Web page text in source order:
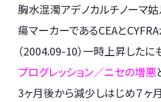
胸水混濁アデノカルチノーマ
瘍マーカーであるCEAと
（2004.09-10）一時上昇したに
プログレッション／ニセの増悪
3ヶ月後から減少しはじめ７ヶ